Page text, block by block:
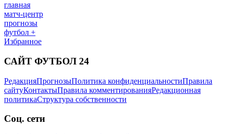
главная
матч-центр
прогнозы
футбол +
Избранное
САЙТ ФУТБОЛ 24
РедакцияПрогнозыПолитика конфиденциальностиПравила
сайтуКонтактыПравила комментированияРедакционная
политикаСтруктура собственности
Соц. сети